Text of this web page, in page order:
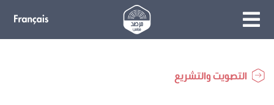
التصويت والتشريع